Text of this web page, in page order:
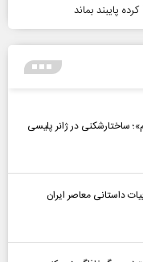
پایبند بماند
ساختارشکنی در ژانر پلیسی
داستانی معاصر ایران